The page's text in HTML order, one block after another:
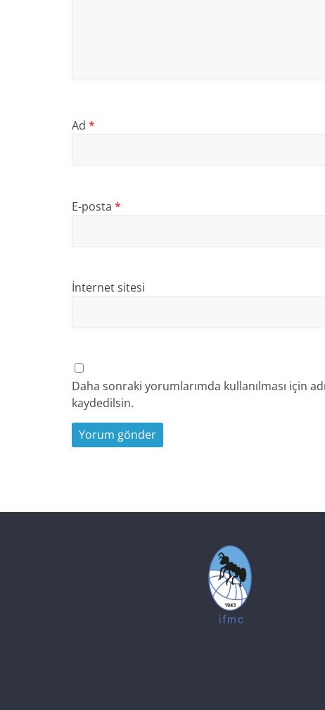
Ad *
E-posta *
İnternet sitesi
Daha sonraki yorumlarımda kullanılması için
kaydedilsin.